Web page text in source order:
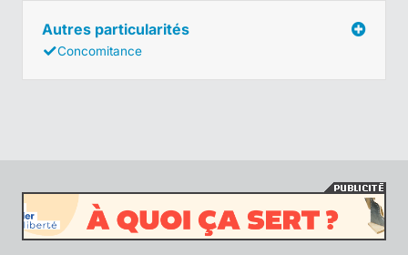
Autres particularités
Concomitance